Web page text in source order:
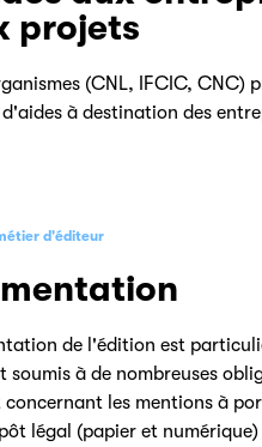
projets
(CNL, IFCIC, CNC)
à destination des
d'éditeur
de l'édition est
soumis à de nombreuses
les mentions à
légal (papier et